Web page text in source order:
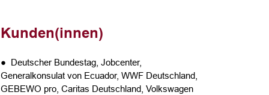
Kunden(innen)
● Deutscher Bundestag, Jobcenter,
Generalkonsulat von Ecuador, WWF Deutschland,
GEBEWO pro, Caritas Deutschland, Volkswagen